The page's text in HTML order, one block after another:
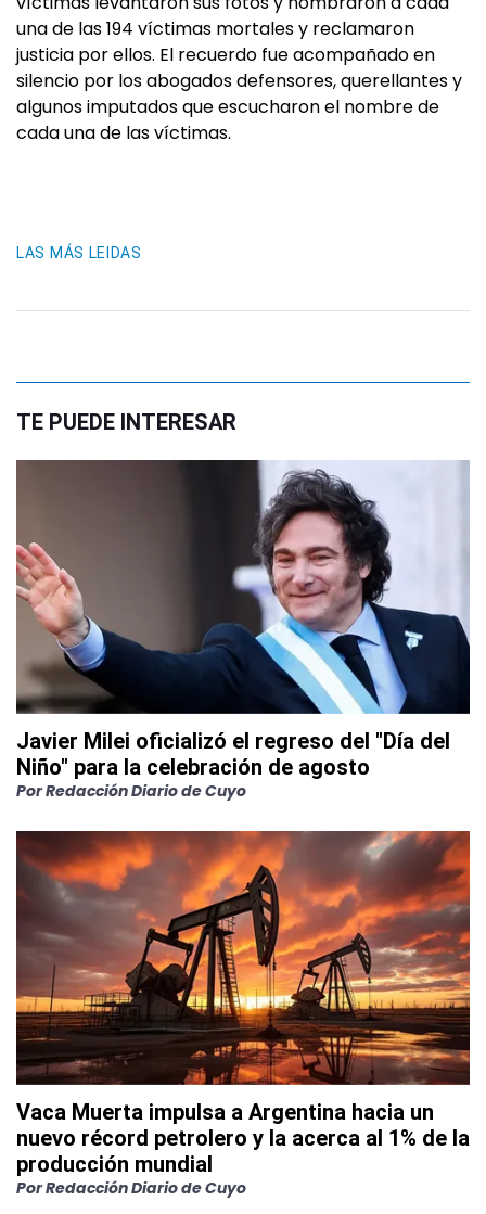
una de las 194 víctimas mortales y reclamaron
justicia por ellos. El recuerdo fue acompañado en
silencio por los abogados defensores, querellantes y
algunos imputados que escucharon el nombre de
cada una de las víctimas.
LAS MÁS LEIDAS
TE PUEDE INTERESAR
Javier Milei oficializó el regreso del "Día del
Niño" para la celebración de agosto
PorRedacción Diario de Cuyo
Vaca Muerta impulsa a Argentina hacia un
nuevo récord petrolero y la acerca al 1% de la
producción mundial
PorRedacción Diario de Cuyo